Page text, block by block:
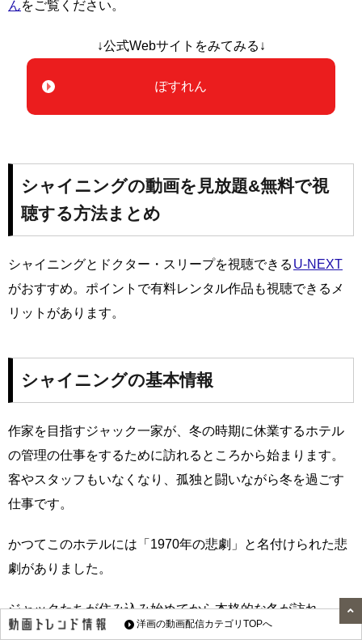
洋画の動画配信カテゴリTOPへ
んをご覧ください。
↓公式Webサイトをみてみる↓
ぽすれん
シャイニングの動画を見放題&無料で視
聴する方法まとめ
シャイニングとドクター・スリープを視聴できる U-NEXT
がおすすめ。ポイントで有料レンタル作品も視聴できるメ
リットがあります。
シャイニングの基本情報
作家を目指すジャック一家が、冬の時期に休業するホテル
の管理の仕事をするために訪れるところから始まります。
客やスタッフもいなくなり、孤独と闘いながら冬を過ごす
仕事です。
かつてこのホテルには「1970年の悲劇」と名付けられた悲
劇がありました。
ジャックたちが住み込み始めてから本格的な冬が訪れ、
「シャイニング」と呼ばれる超能力を持つ息子のダニー